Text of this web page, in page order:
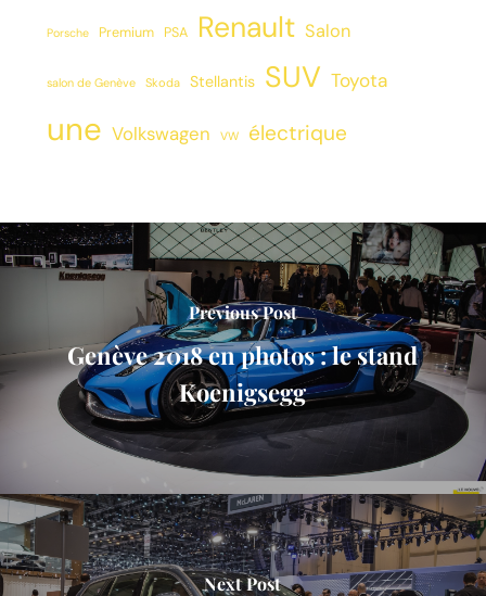
Porsche Premium PSA Renault Salon
salon de Genève Skoda Stellantis SUV Toyota
une Volkswagen VW électrique
Previous Post
Genève 2018 en photos : le stand
Koenigsegg
Next Post